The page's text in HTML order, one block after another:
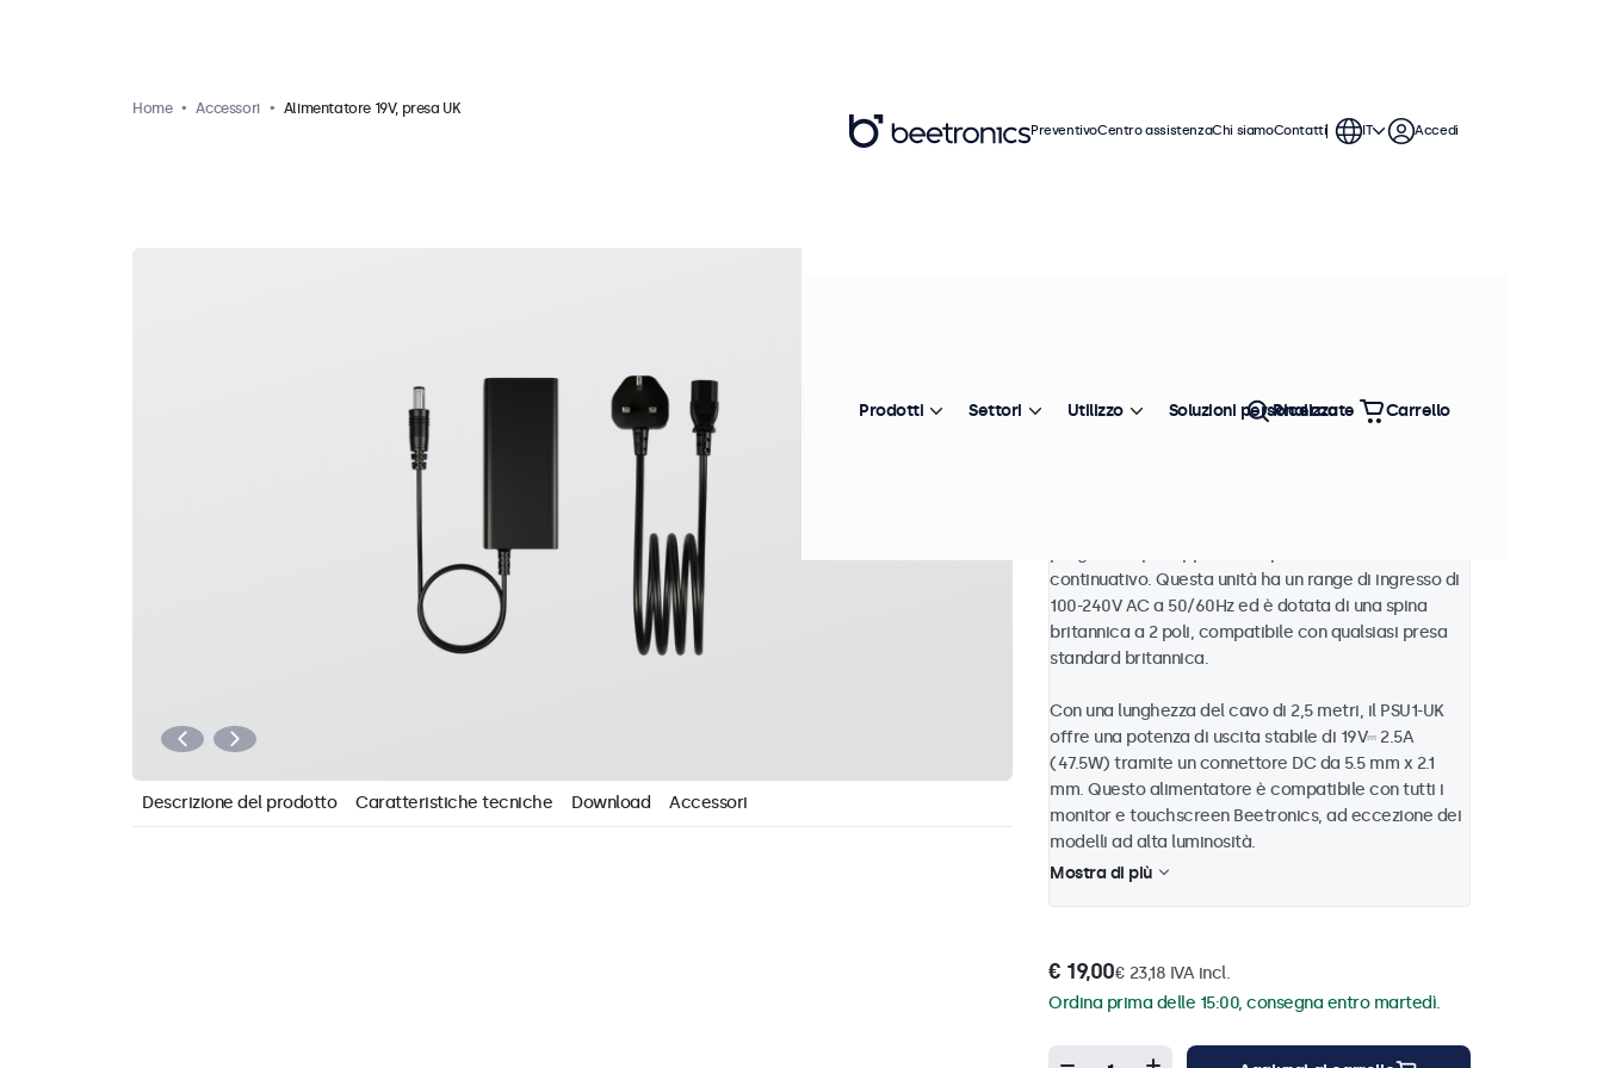
Home Accessori Alimentatore 19V, presa UK
Descrizione del prodotto Caratteristiche tecniche Download Accessori
Ingresso: 100-240V~ 50/60Hz, 1.5A Max
continuativo. Questa unità ha un range di ingresso di
100-240V AC a 50/60Hz ed è dotata di una spina
britannica a 2 poli, compatibile con qualsiasi presa
standard britannica.
Con una lunghezza del cavo di 2,5 metri, il PSU1-UK
offre una potenza di uscita stabile di 19V⎓ 2.5A
(47.5W) tramite un connettore DC da 5.5 mm x 2.1
mm. Questo alimentatore è compatibile con tutti i
monitor e touchscreen Beetronics, ad eccezione dei
modelli ad alta luminosità.
Mostra di più
€ 19,00€ 23,18 IVA incl.
Ordina prima delle 15:00, consegna entro martedì.
PreventivoCentro assistenzaChi siamoContatti IT Accedi
Prodotti Settori Utilizzo Soluzioni personalizzate
Ricerca Carrello